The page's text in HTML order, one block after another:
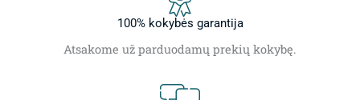
100% kokybės garantija
Atsakome už parduodamų prekių kokybę.